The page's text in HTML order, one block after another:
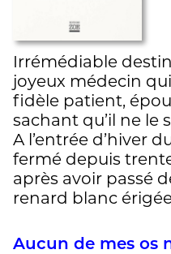
Irrémédiable
joyeux médecin
fidèle patient,
sachant qu’il ne le
A l’entrée d’hiver
fermé depuis
après avoir passé
renard blanc
Aucun de mes os